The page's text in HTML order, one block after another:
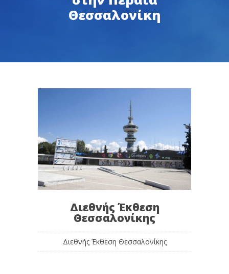
Θεσσαλονίκη
Διεθνής Έκθεση
Θεσσαλονίκης
Διεθνής Έκθεση Θεσσαλονίκης